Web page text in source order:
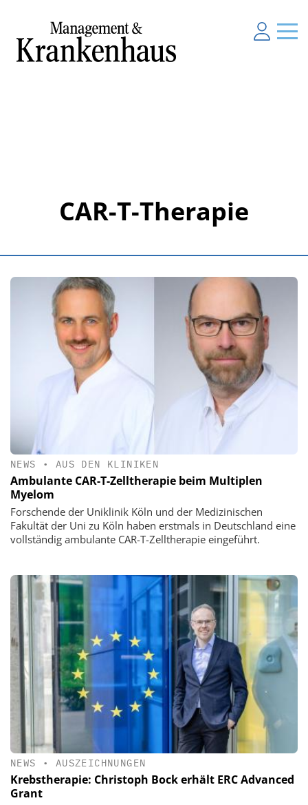
CAR-T-Therapie
NEWS • AUS DEN KLINIKEN
Ambulante CAR-T-Zelltherapie beim Multiplen
Myelom
Forschende der Uniklinik Köln und der Medizinischen
Fakultät der Uni zu Köln haben erstmals in Deutschland eine
vollständig ambulante CAR-T-Zelltherapie eingeführt.
NEWS • AUSZEICHNUNGEN
Krebstherapie: Christoph Bock erhält ERC Advanced
Grant